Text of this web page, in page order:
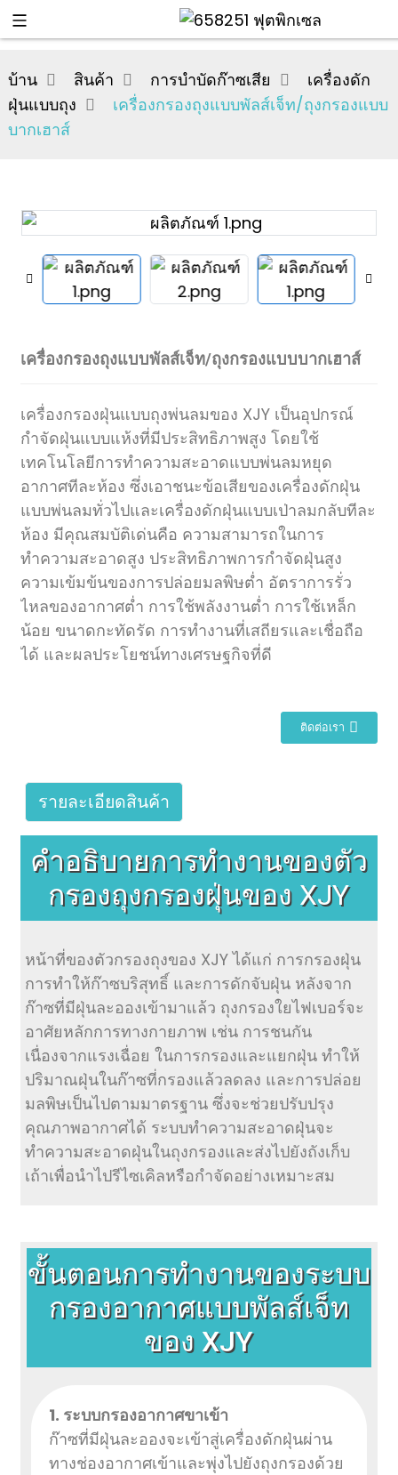
บ้าน สินค้า การบำบัดก๊าซเสีย
เครื่องดัก
ฝุ่นแบบถุง
เครื่องกรองถุงแบบพัลส์เจ็ท/ถุงกรองแบบ
บากเฮาส์
เครื่องกรองถุงแบบพัลส์เจ็ท/ถุงกรองแบบบากเฮาส์
เครื่องกรองฝุ่นแบบถุงพ่นลมของ XJY เป็นอุปกรณ์
กำจัดฝุ่นแบบแห้งที่มีประสิทธิภาพสูง โดยใช้
เทคโนโลยีการทำความสะอาดแบบพ่นลมหยุด
อากาศทีละห้อง ซึ่งเอาชนะข้อเสียของเครื่องดักฝุ่น
แบบพ่นลมทั่วไปและเครื่องดักฝุ่นแบบเป่าลมกลับทีละ
ห้อง มีคุณสมบัติเด่นคือ ความสามารถในการ
ทำความสะอาดสูง ประสิทธิภาพการกำจัดฝุ่นสูง
ความเข้มข้นของการปล่อยมลพิษต่ำ อัตราการรั่ว
ไหลของอากาศต่ำ การใช้พลังงานต่ำ การใช้เหล็ก
น้อย ขนาดกะทัดรัด การทำงานที่เสถียรและเชื่อถือ
ได้ และผลประโยชน์ทางเศรษฐกิจที่ดี
ติดต่อเรา
รายละเอียดสินค้า
คำอธิบายการทำงานของตัว
กรองถุงกรองฝุ่นของ XJY
หน้าที่ของตัวกรองถุงของ XJY ได้แก่ การกรองฝุ่น
การทำให้ก๊าซบริสุทธิ์ และการดักจับฝุ่น หลังจาก
ก๊าซที่มีฝุ่นละอองเข้ามาแล้ว ถุงกรองใยไฟเบอร์จะ
อาศัยหลักการทางกายภาพ เช่น การชนกัน
เนื่องจากแรงเฉื่อย ในการกรองและแยกฝุ่น ทำให้
ปริมาณฝุ่นในก๊าซที่กรองแล้วลดลง และการปล่อย
มลพิษเป็นไปตามมาตรฐาน ซึ่งจะช่วยปรับปรุง
คุณภาพอากาศได้ ระบบทำความสะอาดฝุ่นจะ
ทำความสะอาดฝุ่นในถุงกรองและส่งไปยังถังเก็บ
เถ้าเพื่อนำไปรีไซเคิลหรือกำจัดอย่างเหมาะสม
ขั้นตอนการทำงานของระบบ
กรองอากาศแบบพัลส์เจ็ท
ของ XJY
1. ระบบกรองอากาศขาเข้า
ก๊าซที่มีฝุ่นละอองจะเข้าสู่เครื่องดักฝุ่นผ่าน
ทางช่องอากาศเข้าและพุ่งไปยังถุงกรองด้วย